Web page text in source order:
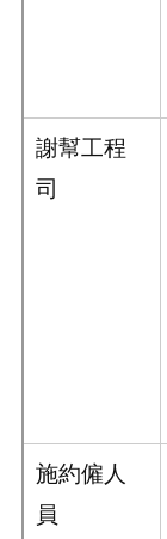
謝幫工程
司
施約僱人
員